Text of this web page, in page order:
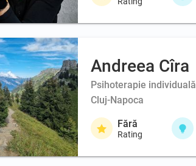
Andreea Cîra
Psihoterapie
Cluj-Napoca
Fără
Rating